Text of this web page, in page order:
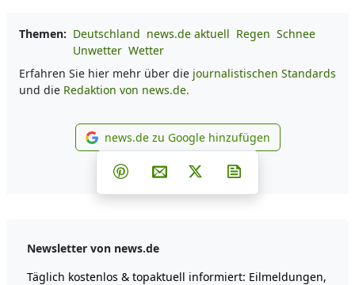
Themen: Deutschland news.de aktuell Regen Schnee
Unwetter Wetter
Erfahren Sie hier mehr über die journalistischen Standards
und die Redaktion von news.de.
news.de zu Google
news.de zu Google hinzufügen
Teilen auf Facebook
Teilen auf Whatsapp
Teilen auf Telegram
Teilen auf Pinterest
Per E-Mail teilen
Post auf X
Newsletter von news.de
Täglich kostenlos & topaktuell informiert: Eilmeldungen,